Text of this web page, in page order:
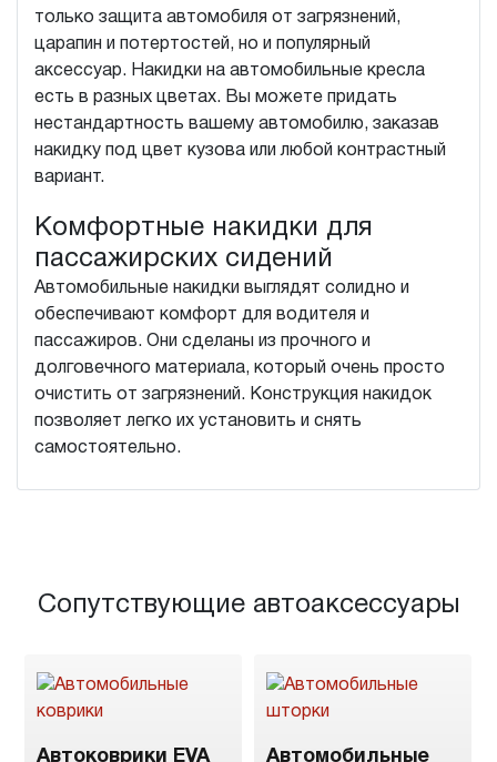
только защита автомобиля от загрязнений,
царапин и потертостей, но и популярный
аксессуар. Накидки на автомобильные кресла
есть в разных цветах. Вы можете придать
нестандартность вашему автомобилю, заказав
накидку под цвет кузова или любой контрастный
вариант.
Комфортные накидки для
пассажирских сидений
Автомобильные накидки выглядят солидно и
обеспечивают комфорт для водителя и
пассажиров. Они сделаны из прочного и
долговечного материала, который очень просто
очистить от загрязнений. Конструкция накидок
позволяет легко их установить и снять
самостоятельно.
Сопутствующие автоаксессуары
Автоковрики EVA
Автомобильные